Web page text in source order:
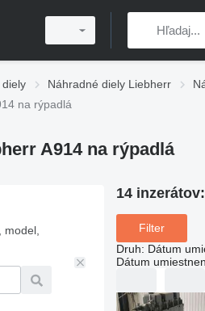
diely Náhradné diely Liebherr
na rýpadlá
A914 na rýpadlá
14 inzerátov:
Filter
Druh: Dátum
Dátum